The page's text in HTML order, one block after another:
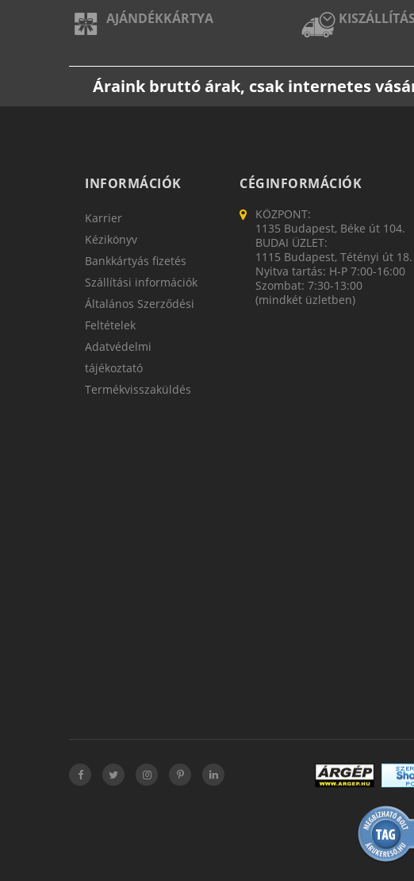
AJÁNDÉKKÁRTYA KISZÁLLÍTÁS
Áraink bruttó árak, csak internetes
INFORMÁCIÓK
Karrier
Kézikönyv
Bankkártyás fizetés
Szállítási információk
Általános Szerződési
Feltételek
Adatvédelmi
tájékoztató
Termékvisszaküldés
CÉGINFORMÁCIÓK
KÖZPONT:
1135 Budapest, Béke út 104.
BUDAI ÜZLET:
1115 Budapest, Tétényi út 18.
Nyitva tartás: H-P 7:00-16:00
Szombat: 7:30-13:00
(mindkét üzletben)